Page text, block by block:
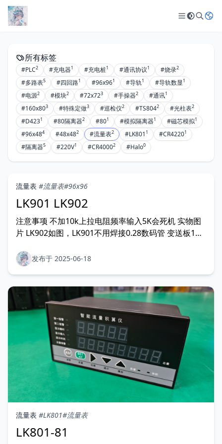
所有标签
#PLC2 #充电器1 #充电桩1 #通讯协议1 #烧录2
#多路表5 #四回路1 #96x961 #导轨1 #导轨数显1
#电源2 #模块2 #72x723 #手操器2 #通讯1
#160x803 #特殊定做3 #巡检仪2 #TS8042 #光柱表2
#D4231 #80隔离器2 #801 #模拟隔离器1 #磁芯模拟1
#96x484 #48x482 #流量表2 #LK801 1 #CR42201
#隔离器5 #220V1 #CR40002 #Halo0
流量表 #流量表#96x96
LK901 LK902
注意事项 不加10k上拉电阻频率输入5K会死机 实物图
片 LK902如图，LK901不用焊接0.28数码管 变送板1和
发布于 2025-06-18
流量表 #LK801#流量表
LK801-81